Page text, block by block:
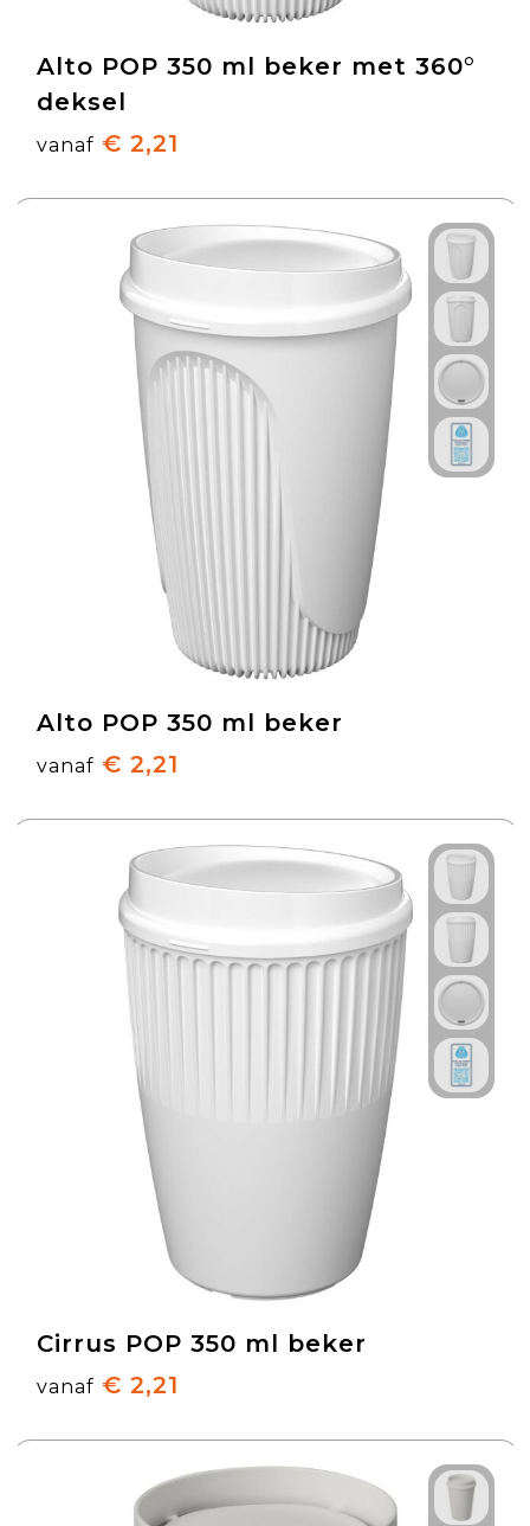
Alto POP 350 ml beker met 360°
deksel
vanaf € 2,21
Alto POP 350 ml beker
vanaf € 2,21
Cirrus POP 350 ml beker
vanaf € 2,21